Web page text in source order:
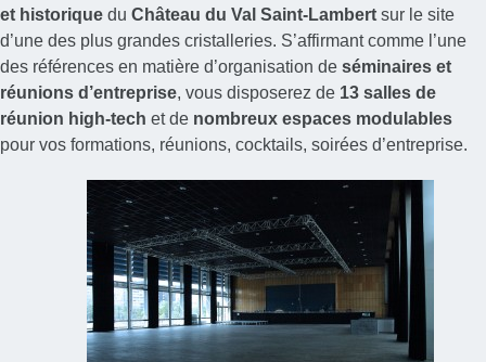
et historique du Château du Val Saint-Lambert sur le site
d’une des plus grandes cristalleries. S’affirmant comme l’une
des références en matière d’organisation de séminaires et
réunions d’entreprise, vous disposerez de 13 salles de
réunion high-tech et de nombreux espaces modulables
pour vos formations, réunions, cocktails, soirées d’entreprise.